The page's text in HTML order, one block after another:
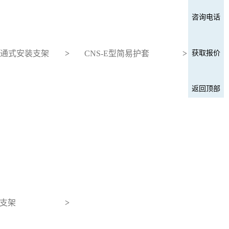
式安装支架 > CNS-E型简易护套 >
架 >
咨询电话
获取报价
返回顶部